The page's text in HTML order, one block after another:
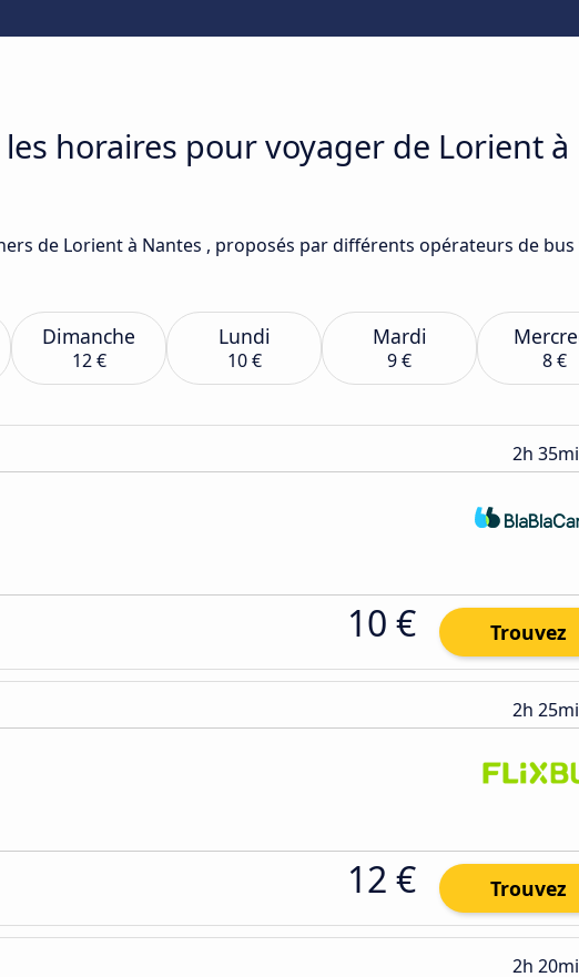
horaires pour voyager de Lorient à
de Lorient à Nantes , proposés par différents opérateurs de bus
Dimanche
12 €
Lundi
10 €
Mardi
9 € 8 €
2h
10 € Trouvez
2h
12 € Trouvez
2h